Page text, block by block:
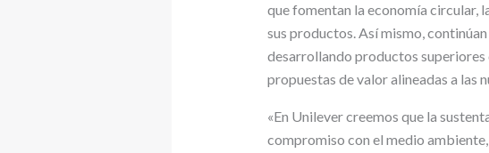
que fomentan la economía circular,
sus productos. Así mismo,
desarrollando productos superiores
propuestas de valor alineadas a las
«En Unilever creemos que la
compromiso con el medio